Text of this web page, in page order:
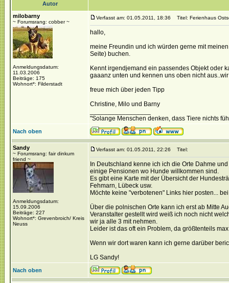
Autor
milobarny
~ Forumsrang: cobber ~
Anmeldungsdatum:
11.03.2006
Beiträge: 175
Wohnort*: Filderstadt
Verfasst am: 01.05.2011, 18:36 Titel: Ferienhaus
hallo,
meine Freundin und ich würden gerne mit
Seite) buchen.
Kennt irgendjemand ein passendes Objekt oder
gaaanz unten und kennen uns oben nicht
freue mich über jeden Tipp
Christine, Milo und Barny
"Solange Menschen denken, dass Tiere nichts
Nach oben
Sandy
~ Forumsrang: fair dinkum
friend ~
Anmeldungsdatum:
15.09.2006
Beiträge: 227
Wohnort*: Grevenbroich/ Kreis
Neuss
Verfasst am: 01.05.2011, 22:26 Titel:
In Deutschland kenne ich ich die Orte Dahme
einige Pensionen wo Hunde willkommen sind.
Es gibt eine Karte mit der Übersicht der
Fehmarn, Lübeck usw.
Möchte keine "verbotenen" Links hier posten...
Über die polnischen Orte kann ich erst ab Mitte
Veranstalter gestellt wird weiß ich noch nicht
wir ja alle 3 mit nehmen.
Leider ist das oft ein Problem, da größtenteils
Wenn wir dort waren kann ich gerne darüber
LG Sandy!
Nach oben